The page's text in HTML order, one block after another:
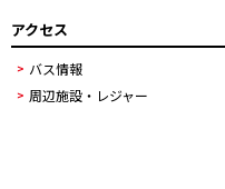
アクセス
バス情報
周辺施設・レジャー